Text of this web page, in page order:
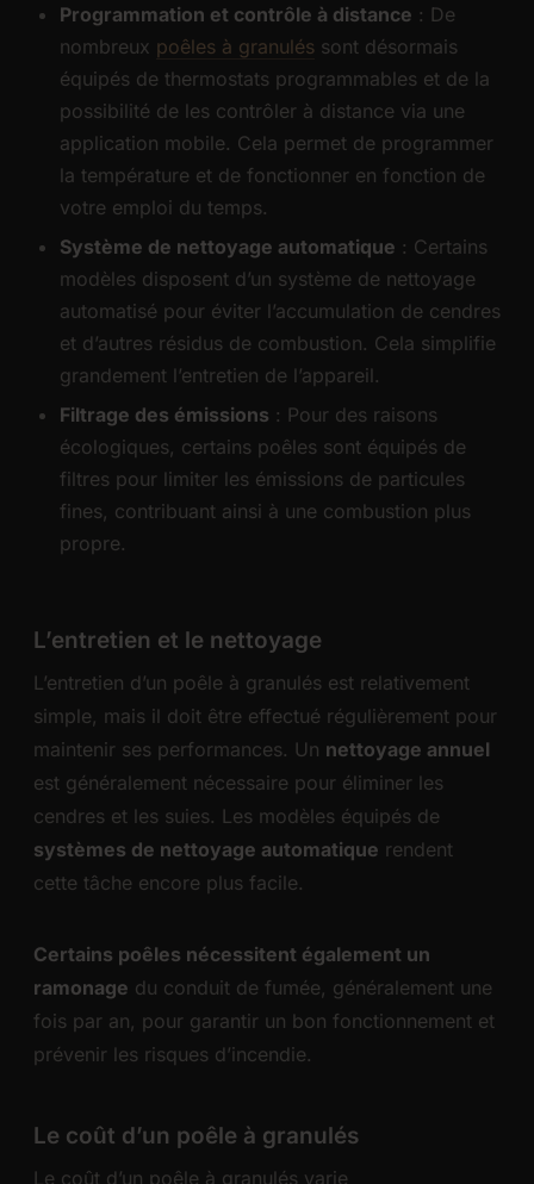
Programmation et contrôle à distance : De
nombreux poêles à granulés sont désormais
équipés de thermostats programmables et de la
possibilité de les contrôler à distance via une
application mobile. Cela permet de programmer
la température et de fonctionner en fonction de
votre emploi du temps.
Système de nettoyage automatique : Certains
modèles disposent d’un système de nettoyage
automatisé pour éviter l’accumulation de cendres
et d’autres résidus de combustion. Cela simplifie
grandement l’entretien de l’appareil.
Filtrage des émissions : Pour des raisons
écologiques, certains poêles sont équipés de
filtres pour limiter les émissions de particules
fines, contribuant ainsi à une combustion plus
propre.
L’entretien et le nettoyage
L’entretien d’un poêle à granulés est relativement
simple, mais il doit être effectué régulièrement pour
maintenir ses performances. Un nettoyage annuel
est généralement nécessaire pour éliminer les
cendres et les suies. Les modèles équipés de
systèmes de nettoyage automatique rendent
cette tâche encore plus facile.
Certains poêles nécessitent également un
ramonage du conduit de fumée, généralement une
fois par an, pour garantir un bon fonctionnement et
prévenir les risques d’incendie.
Le coût d’un poêle à granulés
Le coût d’un poêle à granulés varie